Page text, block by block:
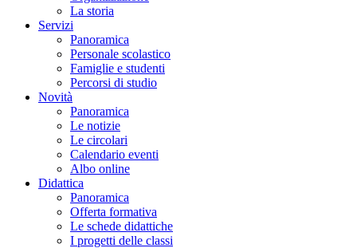
La storia
Servizi
Panoramica
Personale scolastico
Famiglie e studenti
Percorsi di studio
Novità
Panoramica
Le notizie
Le circolari
Calendario eventi
Albo online
Didattica
Panoramica
Offerta formativa
Le schede didattiche
I progetti delle classi